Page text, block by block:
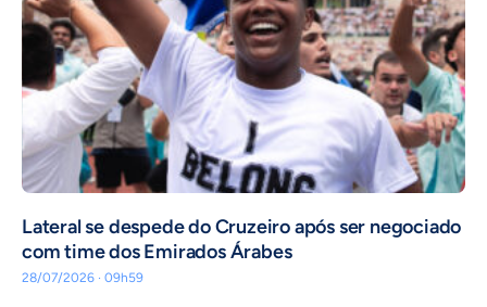
Lateral se despede do Cruzeiro após ser negociado
com time dos Emirados Árabes
28/07/2026 · 09h59